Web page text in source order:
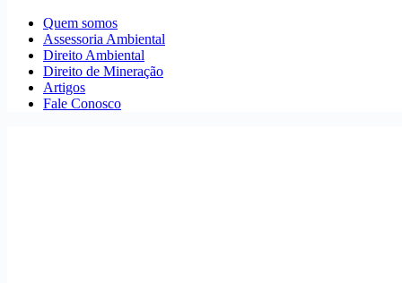
Quem somos
Assessoria Ambiental
Direito Ambiental
Direito de Mineração
Artigos
Fale Conosco